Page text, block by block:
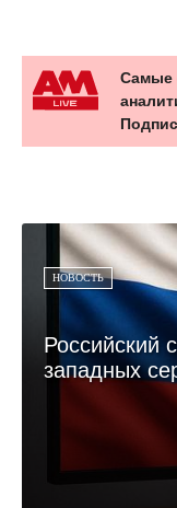
Самые
НОВОСТЬ
Российский
западных